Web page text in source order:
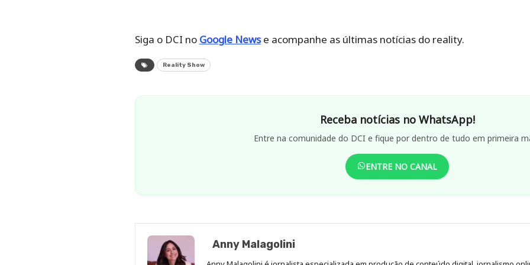
Siga o DCI no Google Newse acompanhe as últimas notícias do reality.
Reality Show
Receba notícias no WhatsApp!
Entre na comunidade do DCI e fique por dentro de tudo em primeira
ENTRE NO CANAL
Anny Malagolini